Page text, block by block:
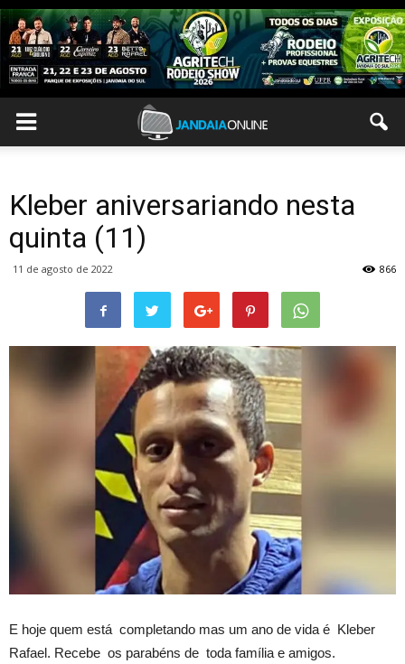
Kleber aniversariando nesta
quinta (11)
11 de agosto de 2022 866
E hoje quem está completando mas um ano de vida é Kleber
Rafael. Recebe os parabéns de toda família e amigos.